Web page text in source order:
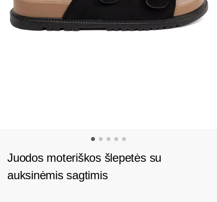
Juodos moteriškos šlepetės su
auksinėmis sagtimis